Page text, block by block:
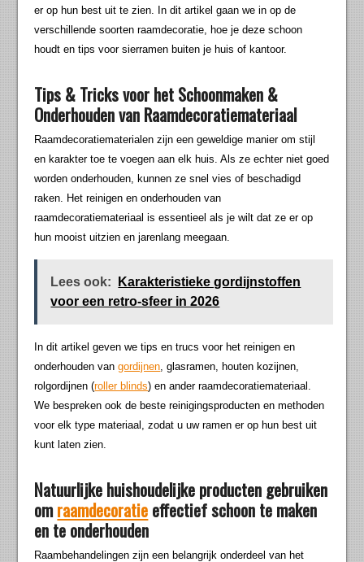
er op hun best uit te zien. In dit artikel gaan we in op de
verschillende soorten raamdecoratie, hoe je deze schoon
houdt en tips voor sierramen buiten je huis of kantoor.
Tips & Tricks voor het Schoonmaken &
Onderhouden van Raamdecoratiemateriaal
Raamdecoratiematerialen zijn een geweldige manier om stijl
en karakter toe te voegen aan elk huis. Als ze echter niet goed
worden onderhouden, kunnen ze snel vies of beschadigd
raken. Het reinigen en onderhouden van
raamdecoratiemateriaal is essentieel als je wilt dat ze er op
hun mooist uitzien en jarenlang meegaan.
Lees ook:
Karakteristieke gordijnstoffen
voor een retro-sfeer in 2026
In dit artikel geven we tips en trucs voor het reinigen en
onderhouden vangordijnen, glasramen, houten kozijnen,
rolgordijnen (roller blinds) en ander raamdecoratiemateriaal.
We bespreken ook de beste reinigingsproducten en methoden
voor elk type materiaal, zodat u uw ramen er op hun best uit
kunt laten zien.
Natuurlijke huishoudelijke producten gebruiken
omraamdecoratieeffectief schoon te maken
en te onderhouden
Raambehandelingen zijn een belangrijk onderdeel van het